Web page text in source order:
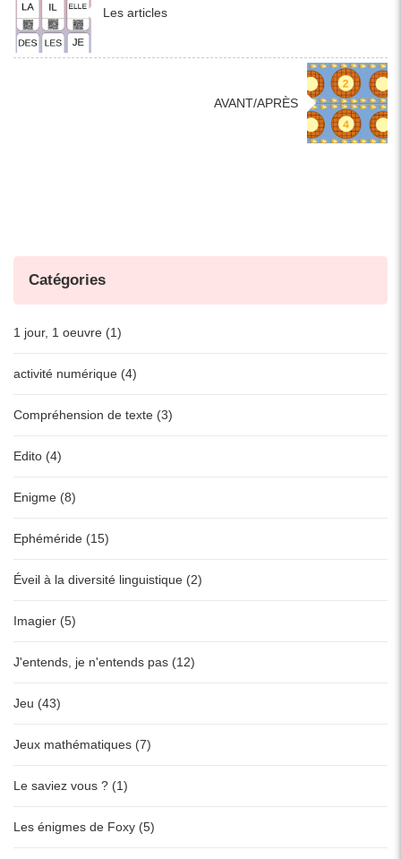
Les articles
AVANT/APRÈS
Catégories
1 jour, 1 oeuvre (1)
activité numérique (4)
Compréhension de texte (3)
Edito (4)
Enigme (8)
Ephéméride (15)
Éveil à la diversité linguistique (2)
Imagier (5)
J'entends, je n'entends pas (12)
Jeu (43)
Jeux mathématiques (7)
Le saviez vous ? (1)
Les énigmes de Foxy (5)